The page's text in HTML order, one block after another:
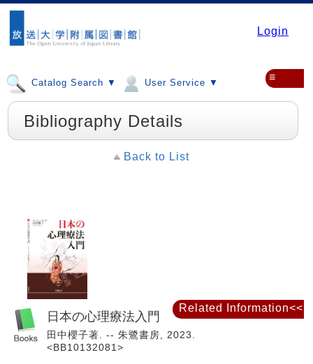
Login
Catalog Search ▼ User Service ▼ ≡
Bibliography Details
Back to List
日本の心理療法入門
田中櫻子著. -- 朱鷺書房, 2023.
<BB10132081>
Related Information<<